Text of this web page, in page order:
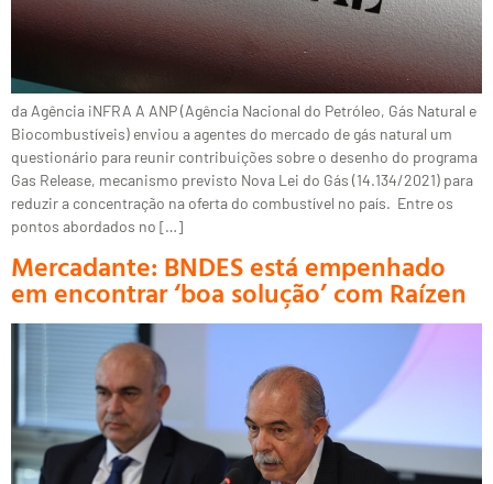
da Agência iNFRA A ANP (Agência Nacional do Petróleo, Gás Natural e
Biocombustíveis) enviou a agentes do mercado de gás natural um
questionário para reunir contribuições sobre o desenho do programa
Gas Release, mecanismo previsto Nova Lei do Gás (14.134/2021) para
reduzir a concentração na oferta do combustível no país. Entre os
pontos abordados no […]
Mercadante: BNDES está empenhado
em encontrar ‘boa solução’ com Raízen